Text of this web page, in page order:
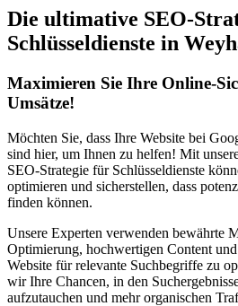
Die ultimative SEO-
Schlüsseldienste in
Maximieren Sie Ihre Online-
Umsätze!
Möchten Sie, dass Ihre Website bei
sind hier, um Ihnen zu helfen! Mit
SEO-Strategie für Schlüsseldienste
optimieren und sicherstellen, dass
finden können.
Unsere Experten verwenden bewährte
Optimierung, hochwertigen Content
Website für relevante Suchbegriffe zu
wir Ihre Chancen, in den
aufzutauchen und mehr organischen